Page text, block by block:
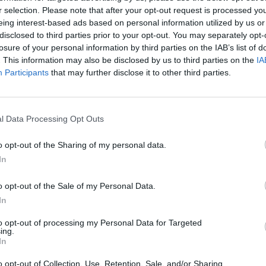
selection. Please note that after your opt-out request is processed
interest-based ads based on personal information utilized by us
to third parties prior to your opt-out. You may separately
of your personal information by third parties on the IAB’s list of
This information may also be disclosed by us to third parties on the
Participants that may further disclose it to other third parties.
Data Processing Opt Outs
opt-out of the Sharing of my personal data.
opt-out of the Sale of my Personal Data.
opt-out of processing my Personal Data for Targeted
opt-out of Collection, Use, Retention, Sale, and/or Sharing
az iskolákat Észtország, és minden nyilvános
bejelentette, hogy május 1-ig bezárja az iskolákat és betiltja a
ellenőrzést vezetnek be, a beutazóknak kérdőíven kell
Beszüntetik a jegyek eladását...
portfolio.hu hírarchívumához tartozik, melynek olvasása
tartalmazza: